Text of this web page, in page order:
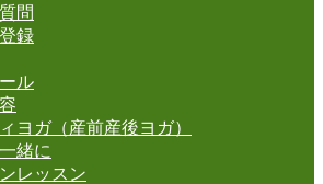
問
録
ル
ヨガ（産前産後ヨガ）
緒に
レッスン